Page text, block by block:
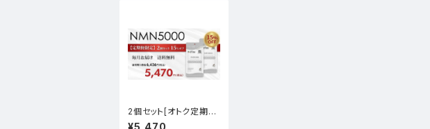
2個セット[オトク定期
便]NMN5000
¥5,470